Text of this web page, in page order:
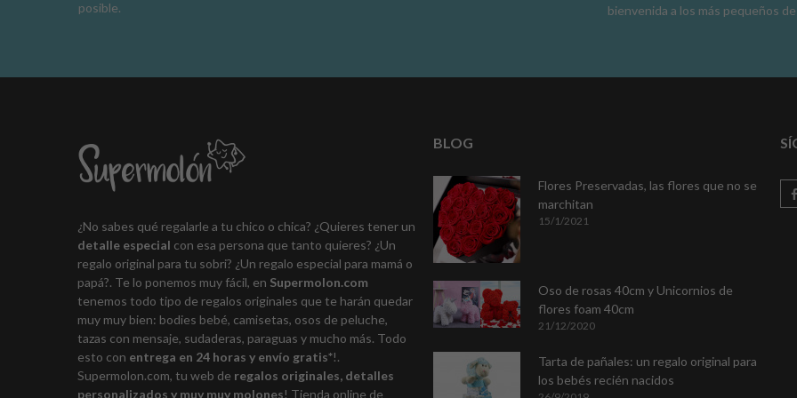
posible.
bienvenida a los más pequeños de
¿No sabes qué regalarle a tu chico o chica? ¿Quieres tener un
detalle especial con esa persona que tanto quieres? ¿Un
regalo original para tu sobri? ¿Un regalo especial para mamá o
papá?. Te lo ponemos muy fácil, en Supermolon.com
tenemos todo tipo de regalos originales que te harán quedar
muy muy bien: bodies bebé, camisetas, osos de peluche,
tazas con mensaje, sudaderas, paraguas y mucho más. Todo
esto con entrega en 24 horas y envío gratis*!.
Supermolon.com, tu web de regalos originales, detalles
personalizados y muy muy molones! Tienda online de
BLOG
Flores Preservadas, las flores que no se
marchitan
15/1/2021
Oso de rosas 40cm y Unicornios de
flores foam 40cm
21/12/2020
Tarta de pañales: un regalo original para
los bebés recién nacidos